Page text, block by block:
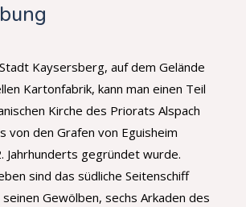
Kaysersberg, auf dem Gelände
Kartonfabrik, kann man einen Teil
Kirche des Priorats Alspach
von den Grafen von Eguisheim
Jahrhunderts gegründet wurde.
sind das südliche Seitenschiff
Gewölben, sechs Arkaden des